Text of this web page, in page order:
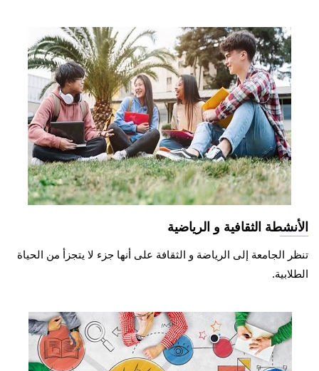
الأنشطة الثقافية و الرياضية
تنظر الجامعة إلى الرياضة و الثقافة على أنها جزء لا يتجزأ من الحياة
الطلابية.